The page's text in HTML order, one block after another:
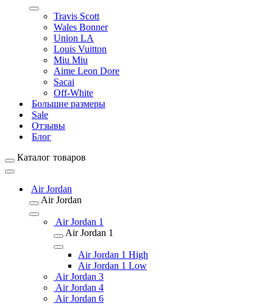
Travis Scott
Wales Bonner
Union LA
Louis Vuitton
Miu Miu
Aime Leon Dore
Sacai
Off-White
Большие размеры
Sale
Отзывы
Блог
Каталог товаров
Air Jordan
Air Jordan
Air Jordan 1
Air Jordan 1
Air Jordan 1 High
Air Jordan 1 Low
Air Jordan 3
Air Jordan 4
Air Jordan 6